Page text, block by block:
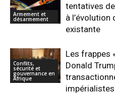
Armement et
désarmement
tentatives
à
existante
Conflits,
sécurité et
gouvernance en
Afrique
Les frappes
Donald
impérialistes